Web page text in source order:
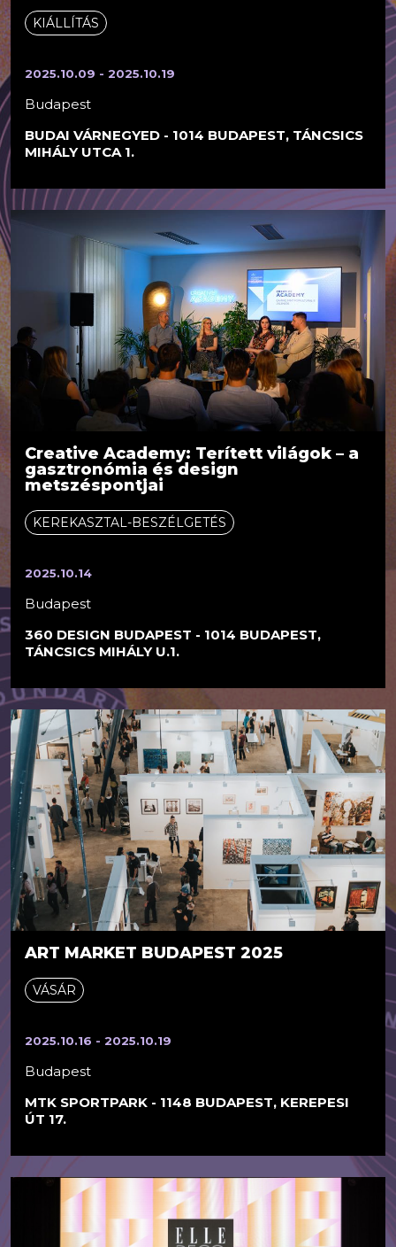
KIÁLLÍTÁS
2025.10.09 - 2025.10.19
Budapest
BUDAI VÁRNEGYED - 1014 BUDAPEST, TÁNCSICS
MIHÁLY UTCA 1.
Creative Academy: Terített világok – a
gasztronómia és design
metszéspontjai
KEREKASZTAL-BESZÉLGETÉS
2025.10.14
Budapest
360 DESIGN BUDAPEST - 1014 BUDAPEST,
TÁNCSICS MIHÁLY U.1.
ART MARKET BUDAPEST 2025
VÁSÁR
2025.10.16 - 2025.10.19
Budapest
MTK SPORTPARK - 1148 BUDAPEST, KEREPESI
ÚT 17.